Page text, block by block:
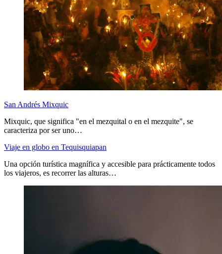
San Andrés Mixquic
Mixquic, que significa "en el mezquital o en el mezquite", se
caracteriza por ser uno…
Viaje en globo en Tequisquiapan
Una opción turística magnífica y accesible para prácticamente todos
los viajeros, es recorrer las alturas…